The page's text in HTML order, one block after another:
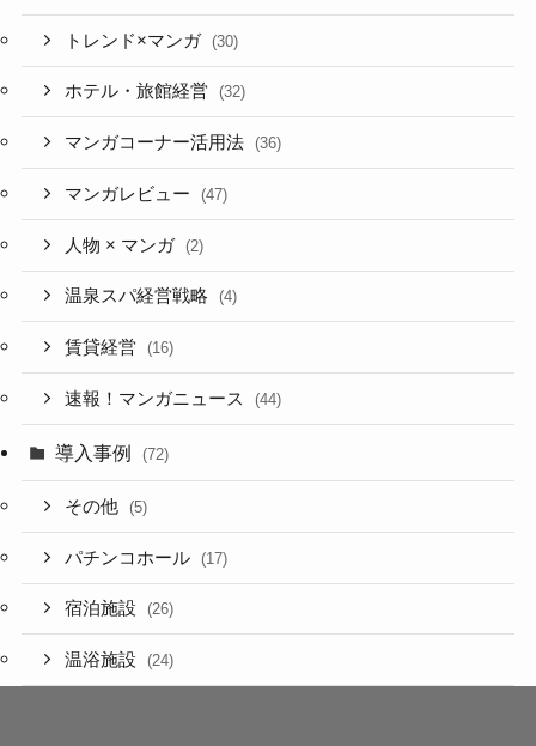
トレンド×マンガ (30)
ホテル・旅館経営 (32)
マンガコーナー活用法 (36)
マンガレビュー (47)
人物 × マンガ (2)
温泉スパ経営戦略 (4)
賃貸経営 (16)
速報！マンガニュース (44)
導入事例 (72)
その他 (5)
パチンコホール (17)
宿泊施設 (26)
温浴施設 (24)